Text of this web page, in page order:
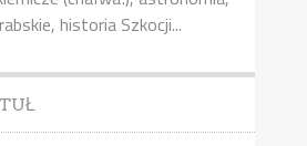
historia Szkocji...